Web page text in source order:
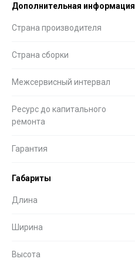
Дополнительная информация
Страна производителя
Страна сборки
Межсервисный интервал
Ресурс до капитального
ремонта
Гарантия
Габариты
Длина
Ширина
Высота